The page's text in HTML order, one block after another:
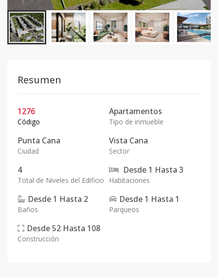
Resumen
1276
Código
Apartamentos
Tipo de inmueble
Punta Cana
Ciudad
Vista Cana
Sector
4
Total de Niveles del Edificio
Desde 1 Hasta 3
Habitaciones
Desde 1 Hasta 2
Baños
Desde 1 Hasta 1
Parqueos
Desde52 Hasta 108
Construcción